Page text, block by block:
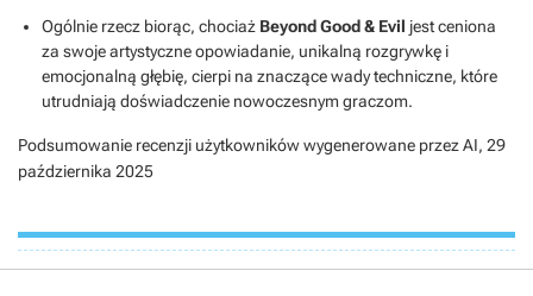
Ogólnie rzecz biorąc, chociaż Beyond Good & Evil jest ceniona
za swoje artystyczne opowiadanie, unikalną rozgrywkę i
emocjonalną głębię, cierpi na znaczące wady techniczne, które
utrudniają doświadczenie nowoczesnym graczom.
Podsumowanie recenzji użytkowników wygenerowane przez AI, 29
października 2025